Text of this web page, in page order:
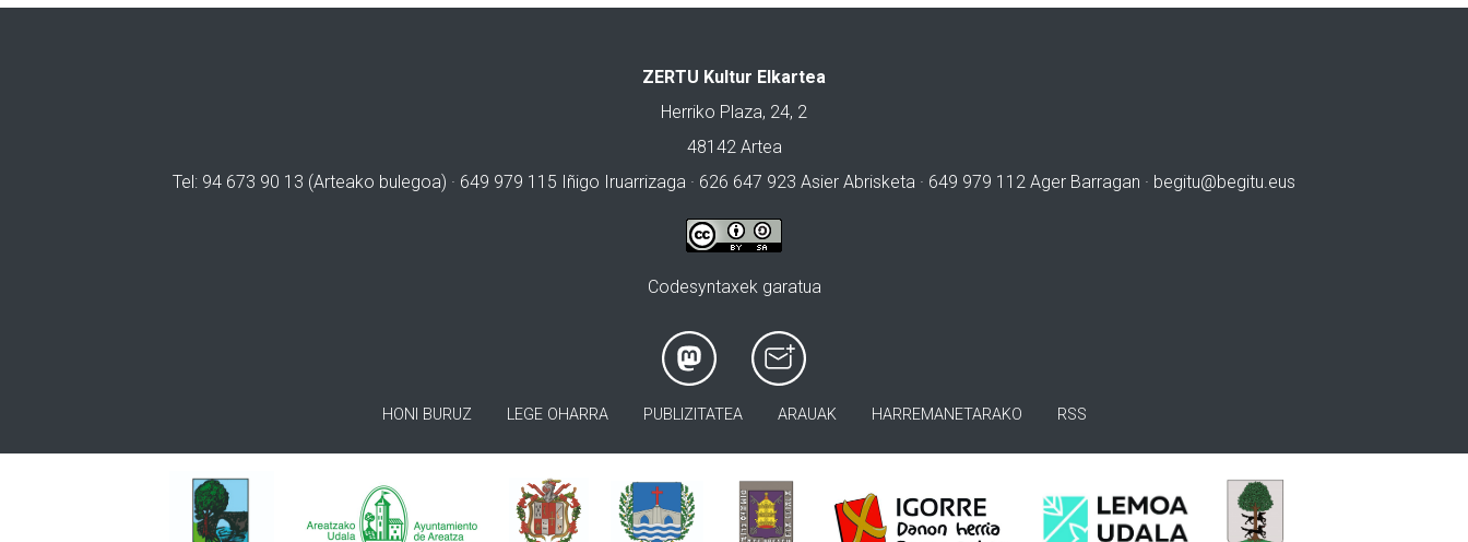
ZERTU Kultur Elkartea
Herriko Plaza, 24, 2
48142 Artea
Tel: 94 673 90 13 (Arteako bulegoa) · 649 979 115 Iñigo Iruarrizaga · 626 647 923 Asier Abrisketa · 649 979 112 Ager Barragan · begitu@begitu.eus
Codesyntaxek garatua
HONI BURUZ LEGE OHARRA PUBLIZITATEA ARAUAK HARREMANETARAKO RSS